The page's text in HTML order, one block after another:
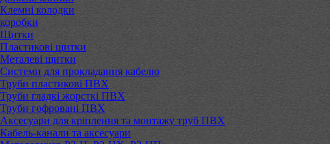
Клемні колодки
коробки
Щитки
Пластикові щитки
Металеві щитки
Системи для прокладання кабелю
Труби пластикові ПВХ
Труби гладкі жорсткі ПВХ
Труби гофровані ПВХ
Аксесуари для кріплення та монтажу труб ПВХ
Кабель-канали та аксесуари